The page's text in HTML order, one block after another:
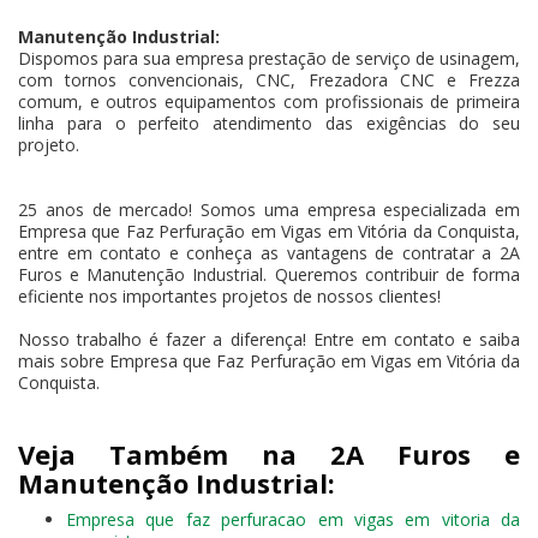
Manutenção Industrial:
Dispomos para sua empresa prestação de serviço de usinagem,
com tornos convencionais, CNC, Frezadora CNC e Frezza
comum, e outros equipamentos com profissionais de primeira
linha para o perfeito atendimento das exigências do seu
projeto.
25 anos de mercado! Somos uma empresa especializada em
Empresa que Faz Perfuração em Vigas em Vitória da Conquista,
entre em contato e conheça as vantagens de contratar a 2A
Furos e Manutenção Industrial. Queremos contribuir de forma
eficiente nos importantes projetos de nossos clientes!
Nosso trabalho é fazer a diferença! Entre em contato e saiba
mais sobre Empresa que Faz Perfuração em Vigas em Vitória da
Conquista.
Veja Também na 2A Furos e
Manutenção Industrial:
Empresa que faz perfuracao em vigas em vitoria da